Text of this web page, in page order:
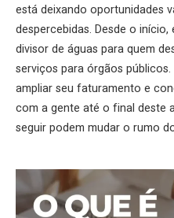
está deixando oportunidades
despercebidas. Desde o
divisor de águas para quem
serviços para órgãos
ampliar seu faturamento e
com a gente até o final deste
seguir podem mudar o rumo